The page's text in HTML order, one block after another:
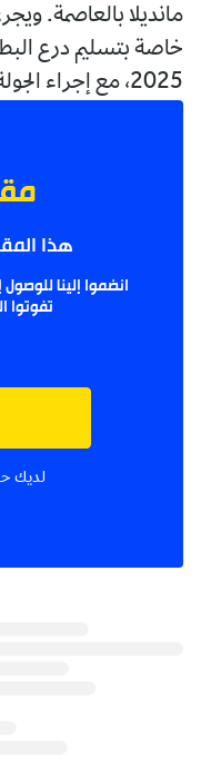
مانديلا بالعاصمة.
2025، مع إجراء الجولة الثلاثين والأخ...
هذا
انضموا إلينا
تفوتوا
لديك